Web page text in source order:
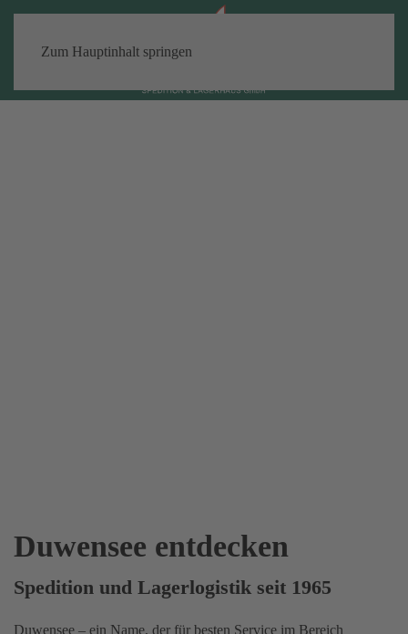
Zum Hauptinhalt springen
Duwensee entdecken
Spedition und Lagerlogistik seit 1965
Duwensee – ein Name, der für besten Service im Bereich